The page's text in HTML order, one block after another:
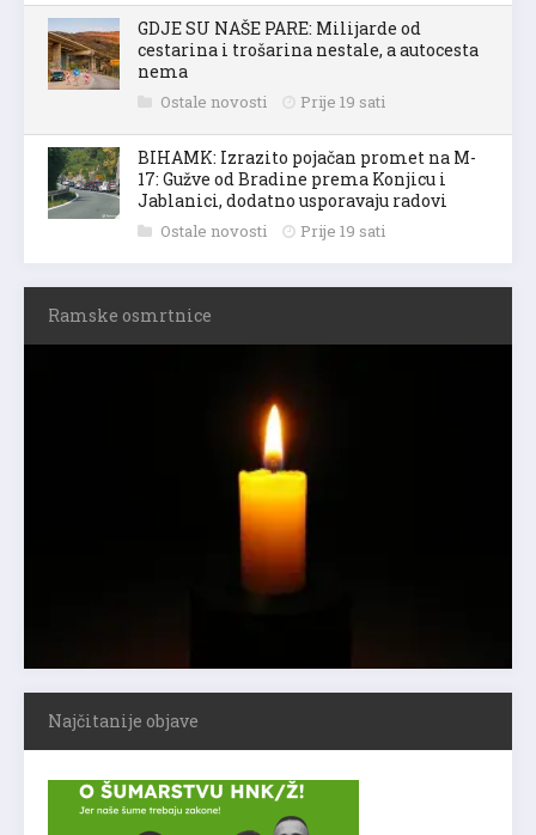
GDJE SU NAŠE PARE: Milijarde od
cestarina i trošarina nestale, a autocesta
nema
Ostale novosti Prije 19 sati
BIHAMK: Izrazito pojačan promet na M-
17: Gužve od Bradine prema Konjicu i
Jablanici, dodatno usporavaju radovi
Ostale novosti Prije 19 sati
Ramske osmrtnice
Najčitanije objave